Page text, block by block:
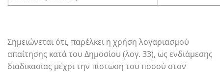
Σημειώνεται ότι, παρέλκει η χρήση λογαριασμού
απαίτησης κατά του Δημοσίου (λογ. 33), ως ενδιάμεσης
διαδικασίας μέχρι την πίστωση του ποσού στον